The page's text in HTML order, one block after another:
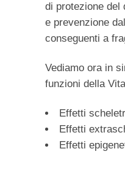
di protezione del
e prevenzione
conseguenti a
Vediamo ora in
funzioni della
Effetti
Effetti
Effetti